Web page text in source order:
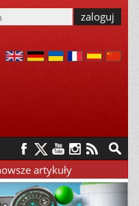
artykuły